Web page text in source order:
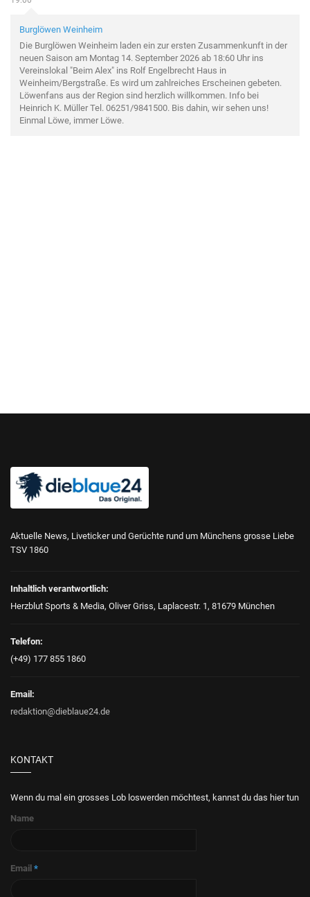
Burglöwen Weinheim
Die Burglöwen Weinheim laden ein zur ersten Zusammenkunft in der
neuen Saison am Montag 14. September 2026 ab 18:60 Uhr ins
Vereinslokal "Beim Alex" ins Rolf Engelbrecht Haus in
Weinheim/Bergstraße. Es wird um zahlreiches Erscheinen gebeten.
Löwenfans aus der Region sind herzlich willkommen. Info bei
Heinrich K. Müller Tel. 06251/9841500. Bis dahin, wir sehen uns!
Einmal Löwe, immer Löwe.
Aktuelle News, Liveticker und Gerüchte rund um Münchens grosse Liebe
TSV 1860
Inhaltlich verantwortlich:
Herzblut Sports & Media, Oliver Griss, Laplacestr. 1, 81679 München
Telefon:
(+49) 177 855 1860
Email:
redaktion@dieblaue24.de
KONTAKT
Wenn du mal ein grosses Lob loswerden möchtest, kannst du das hier tun
Name
Email *